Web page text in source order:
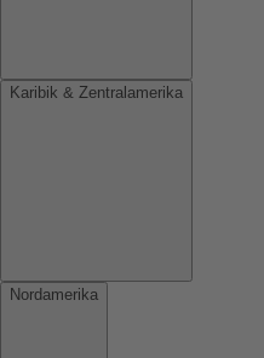
Karibik & Zentralamerika
Nordamerika